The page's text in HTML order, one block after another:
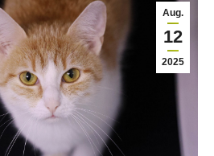
Aug.
12
2025